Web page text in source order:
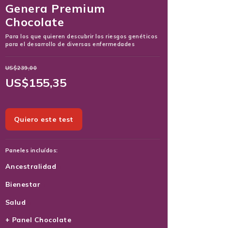
Genera Premium
Chocolate
Para los que quieren descubrir los riesgos genéticos
para el desarrollo de diversas enfermedades
US$239,00
US$155,35
Quiero este test
Paneles incluídos:
Ancestralidad
Bienestar
Salud
+ Panel Chocolate